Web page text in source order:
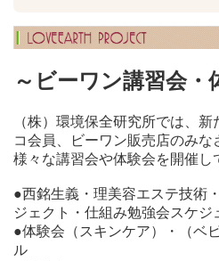
～ビーワン講習会・
（株）環境保全研究所では、
コ会員、ビーワン販売店のみな
様々な講習会や体験会を開催し
●西銘生義・理美容エステ技術
ジェクト・仕組み勉強会スケジ
●体験会（スキンケア）・（ベ
ル